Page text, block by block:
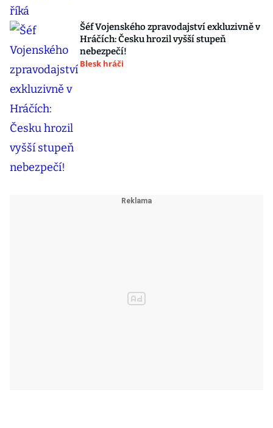
Šéf Vojenského zpravodajství exkluzivně v
Hráčích: Česku hrozil vyšší stupeň
nebezpečí!
Blesk hráči